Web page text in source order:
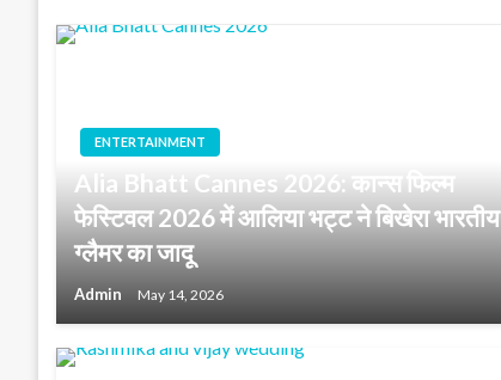
ENTERTAINMENT
Alia Bhatt Cannes 2026: कान्स फिल्म
फेस्टिवल 2026 में आलिया भट्ट ने बिखेरा भारतीय
ग्लैमर का जादू
Admin May 14, 2026